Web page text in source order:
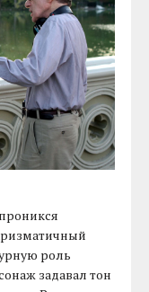
роль
задавал тон